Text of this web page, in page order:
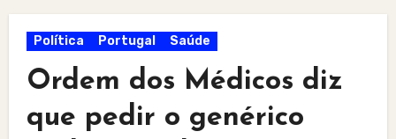
Política Portugal Saúde
Ordem dos Médicos diz
que pedir o genérico